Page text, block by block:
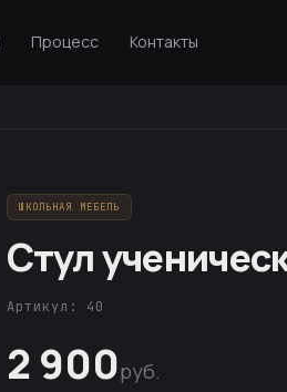
Процесс Контакты
ШКОЛЬНАЯ МЕБЕЛЬ
Стул
Артикул: 40
2 900руб.